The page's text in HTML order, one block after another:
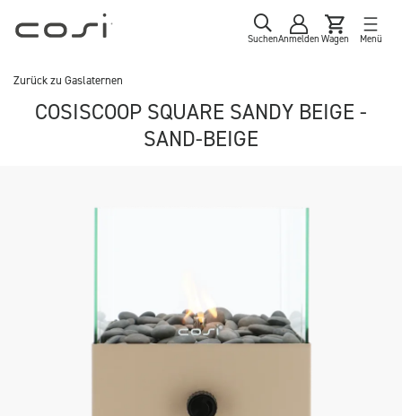
SuchenAnmelden Wagen Menü
Zurück zu Gaslaternen
COSISCOOP SQUARE SANDY BEIGE -
SAND-BEIGE